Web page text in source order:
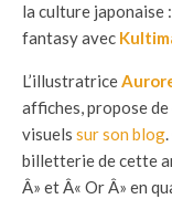
la culture japonaise
fantasy avec
L’illustratrice
affiches, propose
visuels sur son blog
billetterie de cette
Â» et Â« Or Â» en